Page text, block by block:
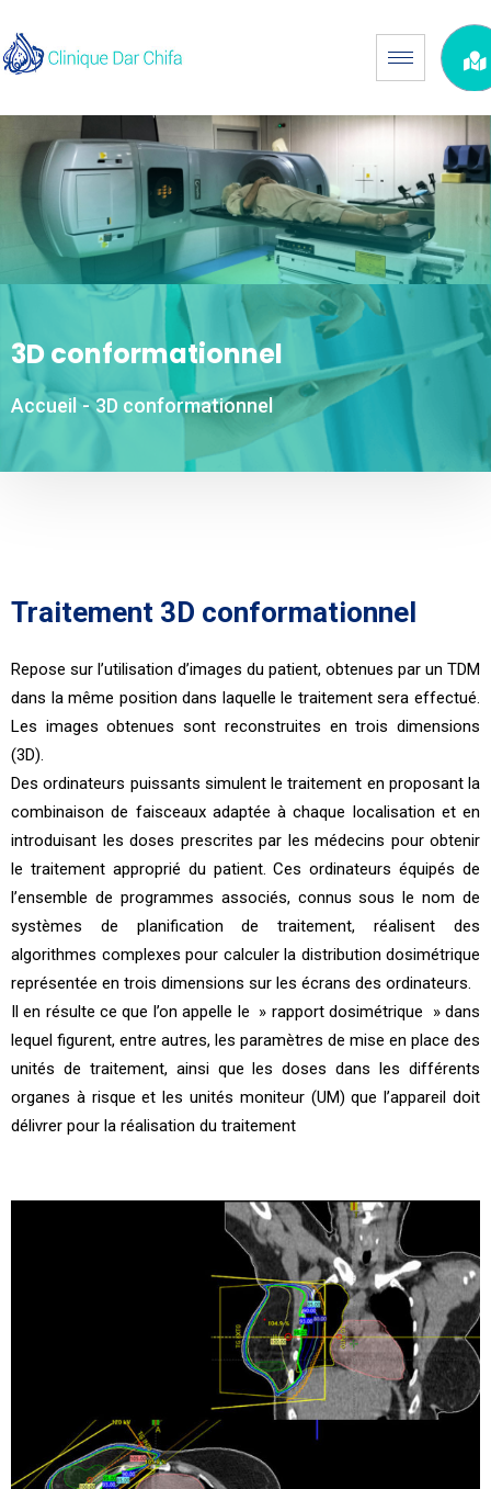
3D conformationnel
Accueil - 3D conformationnel
Traitement 3D conformationnel
Repose sur l’utilisation d’images du patient, obtenues par un TDM
dans la même position dans laquelle le traitement sera effectué.
Les images obtenues sont reconstruites en trois dimensions
(3D).
Des ordinateurs puissants simulent le traitement en proposant la
combinaison de faisceaux adaptée à chaque localisation et en
introduisant les doses prescrites par les médecins pour obtenir
le traitement approprié du patient. Ces ordinateurs équipés de
l’ensemble de programmes associés, connus sous le nom de
systèmes de planification de traitement, réalisent des
algorithmes complexes pour calculer la distribution dosimétrique
représentée en trois dimensions sur les écrans des ordinateurs.
Il en résulte ce que l’on appelle le » rapport dosimétrique » dans
lequel figurent, entre autres, les paramètres de mise en place des
unités de traitement, ainsi que les doses dans les différents
organes à risque et les unités moniteur (UM) que l’appareil doit
délivrer pour la réalisation du traitement